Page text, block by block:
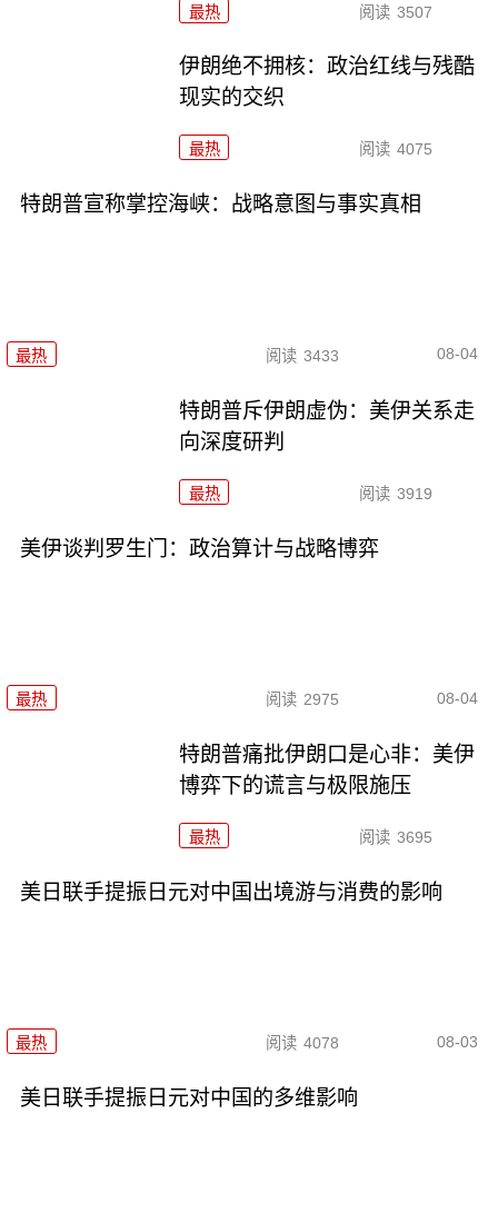
最热 阅读 3507
伊朗绝不拥核：政治红线与残酷
现实的交织
最热 阅读 4075
特朗普宣称掌控海峡：战略意图与事实真相
最热 阅读 3433 08-04
特朗普斥伊朗虚伪：美伊关系走
向深度研判
最热 阅读 3919
美伊谈判罗生门：政治算计与战略博弈
最热 阅读 2975 08-04
特朗普痛批伊朗口是心非：美伊
博弈下的谎言与极限施压
最热 阅读 3695
美日联手提振日元对中国出境游与消费的影响
最热 阅读 4078 08-03
美日联手提振日元对中国的多维影响